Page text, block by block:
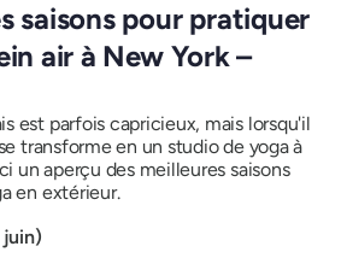
saisons pour pratiquer
air à New York –
est parfois capricieux, mais lorsqu'il
transforme en un studio de yoga à
un aperçu des meilleures saisons
en extérieur.
juin)